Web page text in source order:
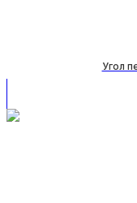
Угол